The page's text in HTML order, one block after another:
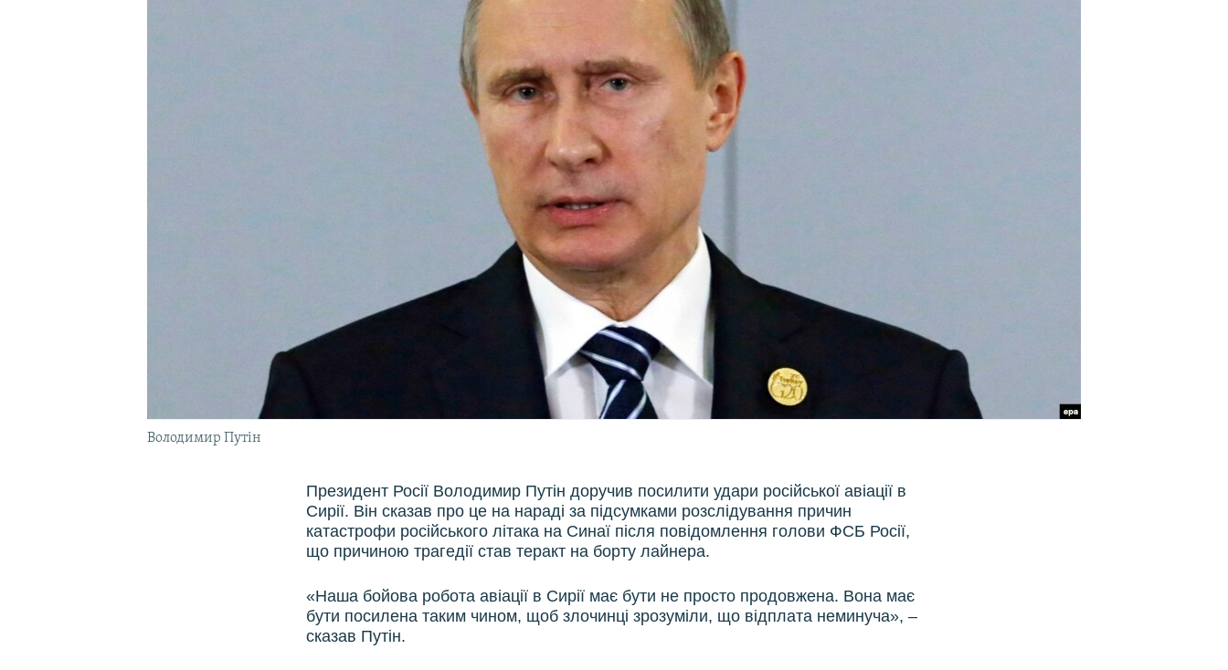
Володимир Путін
Президент Росії Володимир Путін доручив посилити удари російської авіації в
Сирії. Він сказав про це на нараді за підсумками розслідування причин
катастрофи російського літака на Синаї після повідомлення голови ФСБ Росії,
що причиною трагедії став теракт на борту лайнера.
«Наша бойова робота авіації в Сирії має бути не просто продовжена. Вона має
бути посилена таким чином, щоб злочинці зрозуміли, що відплата неминуча», –
сказав Путін.